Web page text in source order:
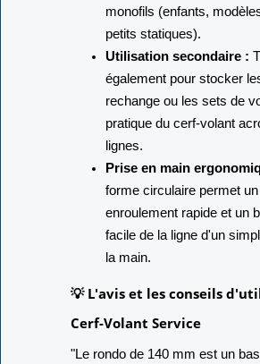
monofils (enfants,
petits statiques).
Utilisation secondaire :
également pour stocker
rechange ou les sets de
pratique du cerf-volant
lignes.
Prise en main
forme circulaire permet un
enroulement rapide et un
facile de la ligne d'un
la main.
💡 L'avis et les conseils
Cerf-Volant Service
"Le rondo de 140 mm est un